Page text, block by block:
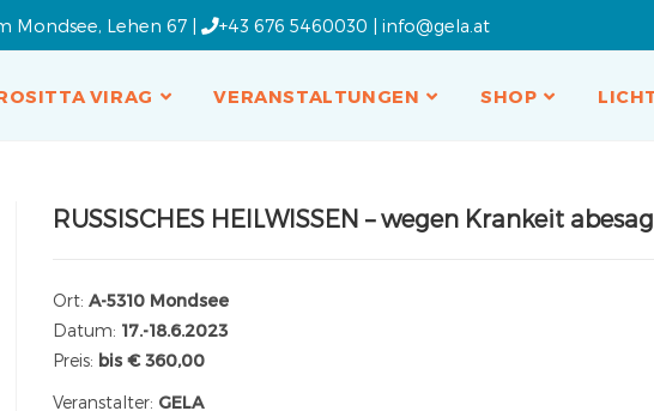
Mondsee, Lehen 67 | +43 676 5460030 | info@gela.at
VIRAG VERANSTALTUNGEN SHOP
RUSSISCHES HEILWISSEN – wegen Krankeit
Ort: A-5310 Mondsee
Datum: 17.-18.6.2023
Preis: bis € 360,00
Veranstalter: GELA